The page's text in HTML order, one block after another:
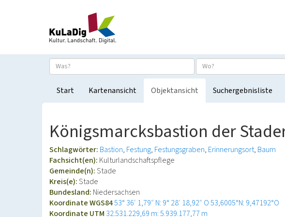
Start Kartenansicht Objektansicht Suchergebnisliste
Königsmarcksbastion der
Schlagwörter: Bastion Festung Festungsgraben Erinnerungsort Baum
Fachsicht(en): Kulturlandschaftspflege
Gemeinde(n):Stade
Kreis(e):Stade
Bundesland: Niedersachsen
Koordinate WGS8453° 36′ 1,79″ N: 9° 28′ 18,92″ O53,6005°N: 9,47192°O
Koordinate UTM 32.531.229,69 m: 5.939.177,77 m